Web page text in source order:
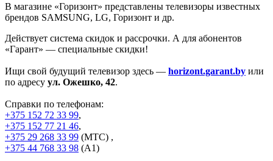
В магазине «Горизонт» представлены телевизоры известных
брендов SAMSUNG, LG, Горизонт и др.
Действует система скидок и рассрочки. А для абонентов
«Гарант» — специальные скидки!
Ищи свой будущий телевизор здесь — horizont.garant.by или
по адресу ул. Ожешко, 42.
Справки по телефонам:
+375 152 72 33 99,
+375 152 77 21 46,
+375 29 268 33 99 (МТС) ,
+375 44 768 33 98 (А1)